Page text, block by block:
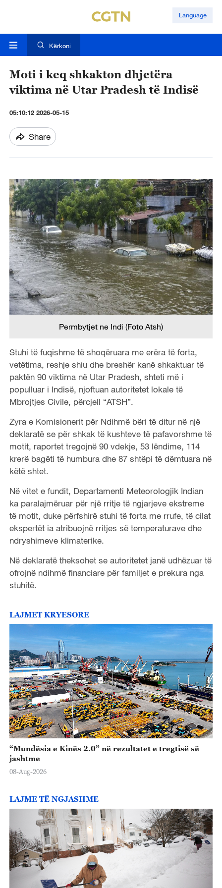
Language
Kërkoni
Moti i keq shkakton dhjetëra
viktima në Utar Pradesh të Indisë
05:10:12 2026-05-15
Share
Permbytjet ne Indi (Foto Atsh)
Stuhi të fuqishme të shoqëruara me erëra të forta,
vetëtima, reshje shiu dhe breshër kanë shkaktuar të
paktën 90 viktima në Utar Pradesh, shteti më i
populluar i Indisë, njoftuan autoritetet lokale të
Mbrojtjes Civile, përcjell “ATSH”.
Zyra e Komisionerit për Ndihmë bëri të ditur në një
deklaratë se për shkak të kushteve të pafavorshme të
motit, raportet tregojnë 90 vdekje, 53 lëndime, 114
krerë bagëti të humbura dhe 87 shtëpi të dëmtuara në
këtë shtet.
Në vitet e fundit, Departamenti Meteorologjik Indian
ka paralajmëruar për një rritje të ngjarjeve ekstreme
të motit, duke përfshirë stuhi të forta me rrufe, të cilat
ekspertët ia atribuojnë rritjes së temperaturave dhe
ndryshimeve klimaterike.
Në deklaratë theksohet se autoritetet janë udhëzuar të
ofrojnë ndihmë financiare për familjet e prekura nga
stuhitë.
LAJMET KRYESORE
“Mundësia e Kinës 2.0” në rezultatet e tregtisë së
jashtme
08-Aug-2026
LAJME TË NGJASHME